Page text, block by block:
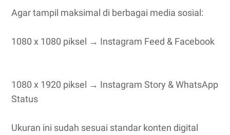
Agar tampil maksimal di berbagai media sosial:
1080 x 1080 piksel → Instagram Feed & Facebook
1080 x 1920 piksel → Instagram Story & WhatsApp
Status
Ukuran ini sudah sesuai standar konten digital